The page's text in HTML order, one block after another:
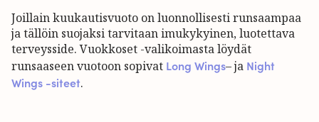
Joillain kuukautisvuoto on luonnollisesti runsaampaa
ja tällöin suojaksi tarvitaan imukykyinen, luotettava
terveysside. Vuokkoset -valikoimasta löydät
runsaaseen vuotoon sopivat Long Wings– ja Night
Wings -siteet.